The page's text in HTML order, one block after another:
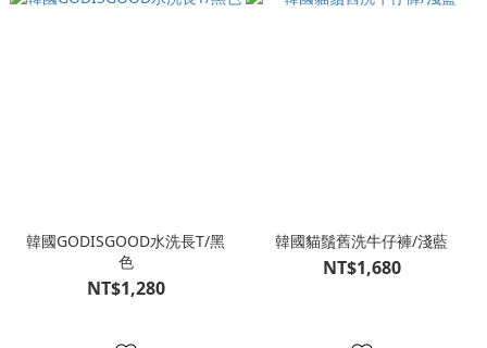
韓國GODISGOOD水洗長T/黑
色
NT$1,280
韓國貓鬚舊洗牛仔褲/淺藍
NT$1,680